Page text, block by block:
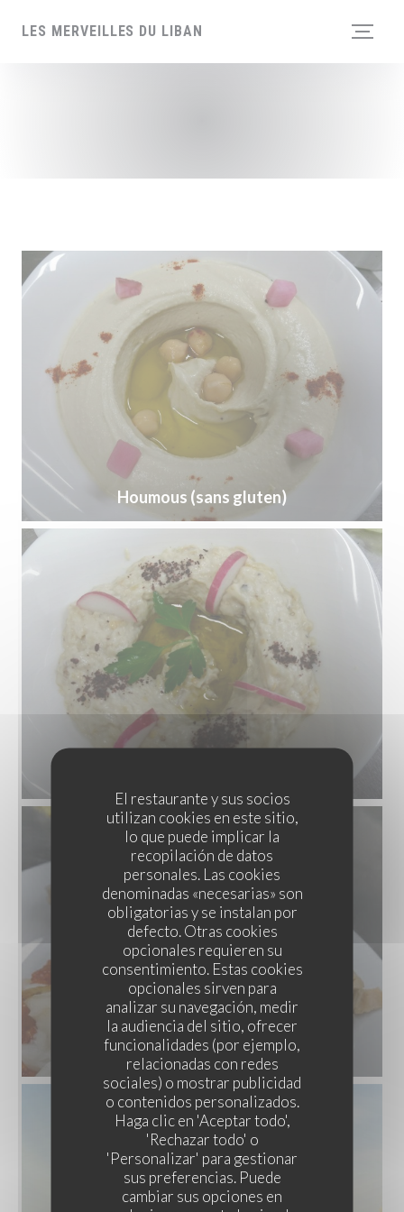
El restaurante y sus socios
utilizan cookies en este sitio,
lo que puede implicar la
recopilación de datos
personales. Las cookies
denominadas «necesarias» son
obligatorias y se instalan por
defecto. Otras cookies
opcionales requieren su
consentimiento. Estas cookies
opcionales sirven para
analizar su navegación, medir
la audiencia del sitio, ofrecer
funcionalidades (por ejemplo,
relacionadas con redes
sociales) o mostrar publicidad
o contenidos personalizados.
Haga clic en 'Aceptar todo',
'Rechazar todo' o
'Personalizar' para gestionar
sus preferencias. Puede
cambiar sus opciones en
LES MERVEILLES DU LIBAN
Houmous (sans gluten)
LES MERVEILLES DU LIBAN